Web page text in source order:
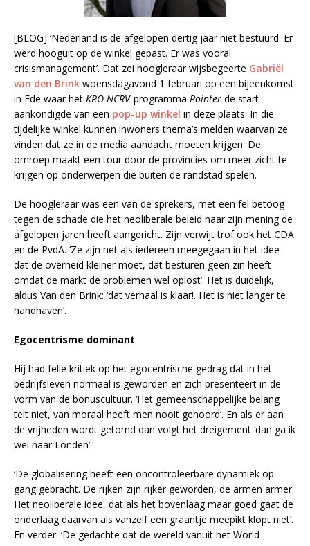
[BLOG] ‘Nederland is de afgelopen dertig jaar niet bestuurd. Er
werd hooguit op de winkel gepast. Er was vooral
crisismanagement’. Dat zei hoogleraar wijsbegeerte Gabriël
van den Brink woensdagavond 1 februari op een bijeenkomst
in Ede waar het KRO-NCRV-programma Pointer de start
aankondigde van een pop-up winkel in deze plaats. In die
tijdelijke winkel kunnen inwoners thema’s melden waarvan ze
vinden dat ze in de media aandacht moeten krijgen. De
omroep maakt een tour door de provincies om meer zicht te
krijgen op onderwerpen die buiten de randstad spelen.
De hoogleraar was een van de sprekers, met een fel betoog
tegen de schade die het neoliberale beleid naar zijn mening de
afgelopen jaren heeft aangericht. Zijn verwijt trof ook het CDA
en de PvdA. ‘Ze zijn net als iedereen meegegaan in het idee
dat de overheid kleiner moet, dat besturen geen zin heeft
omdat de markt de problemen wel oplost’. Het is duidelijk,
aldus Van den Brink: ‘dat verhaal is klaar!. Het is niet langer te
handhaven’.
Egocentrisme dominant
Hij had felle kritiek op het egocentrische gedrag dat in het
bedrijfsleven normaal is geworden en zich presenteert in de
vorm van de bonuscultuur. ‘Het gemeenschappelijke belang
telt niet, van moraal heeft men nooit gehoord’. En als er aan
de vrijheden wordt getornd dan volgt het dreigement ‘dan ga ik
wel naar Londen’.
‘De globalisering heeft een oncontroleerbare dynamiek op
gang gebracht. De rijken zijn rijker geworden, de armen armer.
Het neoliberale idee, dat als het bovenlaag maar goed gaat de
onderlaag daarvan als vanzelf een graantje meepikt klopt niet’.
En verder: ‘De gedachte dat de wereld vanuit het World